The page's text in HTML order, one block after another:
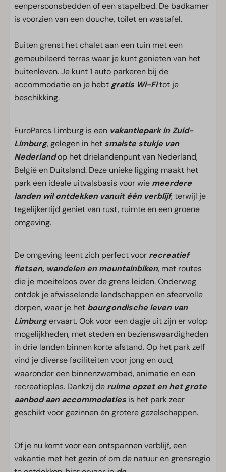
eenpersoonsbedden of een stapelbed. De badkamer
is voorzien van een douche, toilet en wastafel.
Buiten grenst het chalet aan een tuin met een
gemeubileerd terras waar je kunt genieten van het
buitenleven. Je kunt 1 auto parkeren bij de
accommodatie en je hebt gratis Wi-Fitot je
beschikking.
EuroParcs Limburg is een vakantiepark in Zuid-
Limburg, gelegen in het smalste stukje van
Nederlandop het drielandenpunt van Nederland,
België en Duitsland. Deze unieke ligging maakt het
park een ideale uitvalsbasis voor wie meerdere
landen wil ontdekken vanuit één verblijf, terwijl je
tegelijkertijd geniet van rust, ruimte en een groene
omgeving.
De omgeving leent zich perfect voor recreatief
fietsen, wandelen en mountainbiken, met routes
die je moeiteloos over de grens leiden. Onderweg
ontdek je afwisselende landschappen en sfeervolle
dorpen, waar je het bourgondische leven van
Limburgervaart. Ook voor een dagje uit zijn er volop
mogelijkheden, met steden en bezienswaardigheden
in drie landen binnen korte afstand. Op het park zelf
vind je diverse faciliteiten voor jong en oud,
waaronder een binnenzwembad, animatie en een
recreatieplas. Dankzij de ruime opzet en het grote
aanbod aan accommodaties is het park zeer
geschikt voor gezinnen én grotere gezelschappen.
Of je nu komt voor een ontspannen verblijf, een
vakantie met het gezin of om de natuur en grensregio